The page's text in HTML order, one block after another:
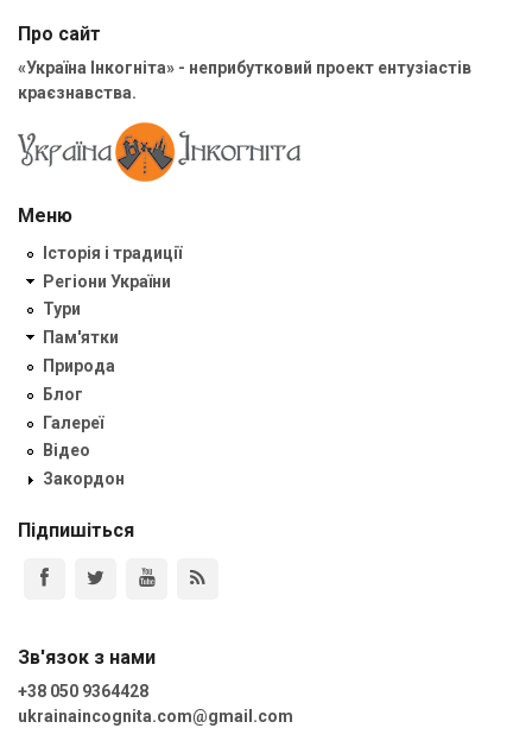
Про сайт
«Україна Інкогніта» - неприбутковий проект ентузіастів
краєзнавства.
Меню
Історія і традиції
Регіони України
Тури
Пам'ятки
Природа
Блог
Галереї
Відео
Закордон
Підпишіться
Зв'язок з нами
+38 050 9364428
ukrainaincognita.com@gmail.com